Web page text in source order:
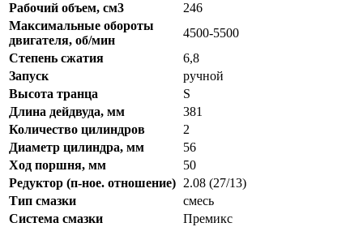
Рабочий объем, см3
246
Максимальные обороты
двигателя, об/мин
4500-5500
Степень сжатия
6,8
Запуск
ручной
Высота транца
S
Длина дейдвуда, мм
381
Количество цилиндров
2
Диаметр цилиндра, мм
56
Ход поршня, мм
50
Редуктор (п-ное. отношение) 2.08 (27/13)
Тип смазки
смесь
Система смазки
Премикс